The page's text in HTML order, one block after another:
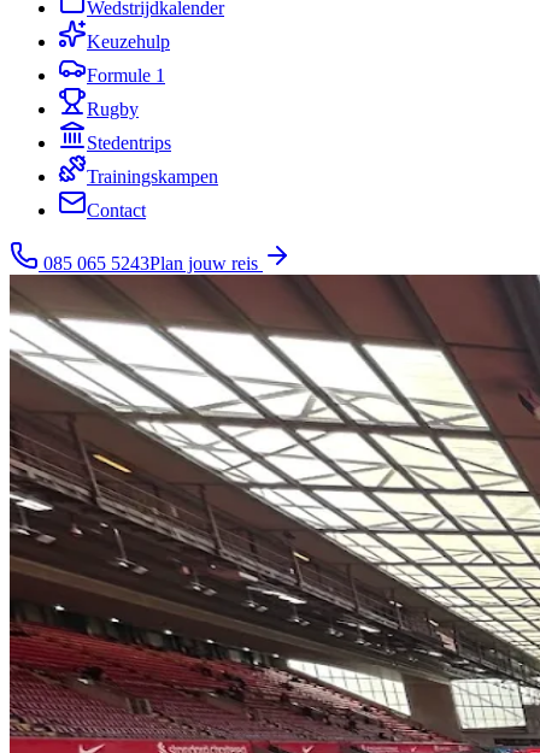
Wedstrijdkalender
Keuzehulp
Formule 1
Rugby
Stedentrips
Trainingskampen
Contact
085 065 5243Plan jouw reis